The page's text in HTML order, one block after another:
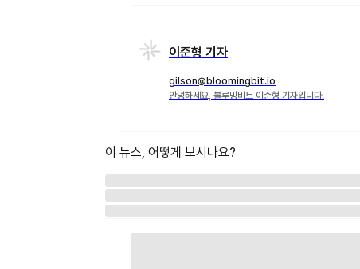
이준형 기자
gilson@bloomingbit.io
안녕하세요, 블루밍비트 이준형 기자입니다.
이 뉴스, 어떻게 보시나요?